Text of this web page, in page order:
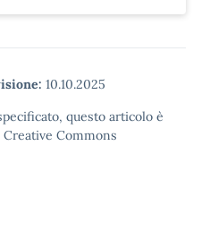
10.10.2025
questo articolo è
Commons